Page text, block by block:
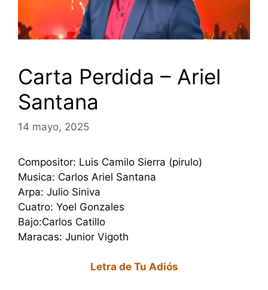
Carta Perdida – Ariel
Santana
14 mayo, 2025
Compositor: Luis Camilo Sierra (pirulo)
Musica: Carlos Ariel Santana
Arpa: Julio Siniva
Cuatro: Yoel Gonzales
Bajo:Carlos Catillo
Maracas: Junior Vigoth
Letra de Tu Adiós